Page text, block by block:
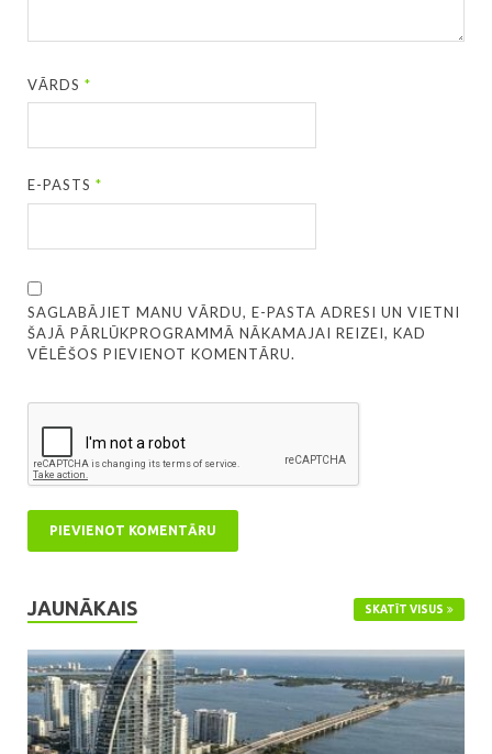
VĀRDS*
E-PASTS*
SAGLABĀJIET MANU VĀRDU, E-PASTA ADRESI UN VIETNI
ŠAJĀ PĀRLŪKPROGRAMMĀ NĀKAMAJAI REIZEI, KAD
VĒLĒŠOS PIEVIENOT KOMENTĀRU.
JAUNĀKAIS SKATĪT VISUS